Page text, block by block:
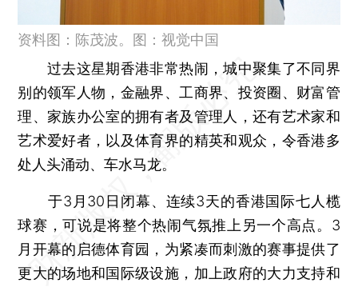
资料图：陈茂波。图：视觉中国
过去这星期香港非常热闹，城中聚集了不同界
别的领军人物，金融界、工商界、投资圈、财富管
理、家族办公室的拥有者及管理人，还有艺术家和
艺术爱好者，以及体育界的精英和观众，令香港多
处人头涌动、车水马龙。
于3月30日闭幕、连续3天的香港国际七人榄
球赛，可说是将整个热闹气氛推上另一个高点。3
月开幕的启德体育园，为紧凑而刺激的赛事提供了
更大的场地和国际级设施，加上政府的大力支持和